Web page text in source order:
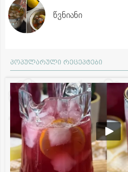
წვნიანი
პოპულარული რეცეპტები